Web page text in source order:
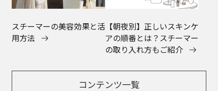
スチーマーの美容効果と活
用方法
【朝夜別】正しいスキンケ
アの順番とは？スチーマー
の取り入れ方もご紹介
コンテンツ一覧